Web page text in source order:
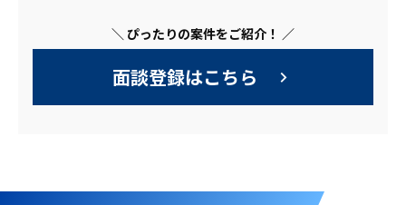
＼ ぴったりの案件をご紹介！ ／
面談登録はこちら